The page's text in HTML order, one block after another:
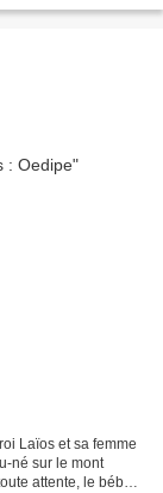
Laïos et sa femme
né sur le mont
attente, le bébé